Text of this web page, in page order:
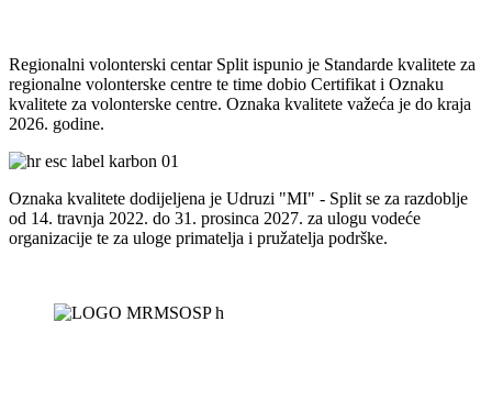
Regionalni volonterski centar Split ispunio je Standarde kvalitete za
regionalne volonterske centre te time dobio Certifikat i Oznaku
kvalitete za volonterske centre. Oznaka kvalitete važeća je do kraja
2026. godine.
Oznaka kvalitete dodijeljena je Udruzi "MI" - Split se za razdoblje
od 14. travnja 2022. do 31. prosinca 2027. za ulogu vodeće
organizacije te za uloge primatelja i pružatelja podrške.